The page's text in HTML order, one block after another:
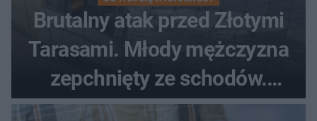
Brutalny atak przed Złotymi
Tarasami. Młody mężczyzna
zepchnięty ze schodów.
Szokujące nagranie krąży po